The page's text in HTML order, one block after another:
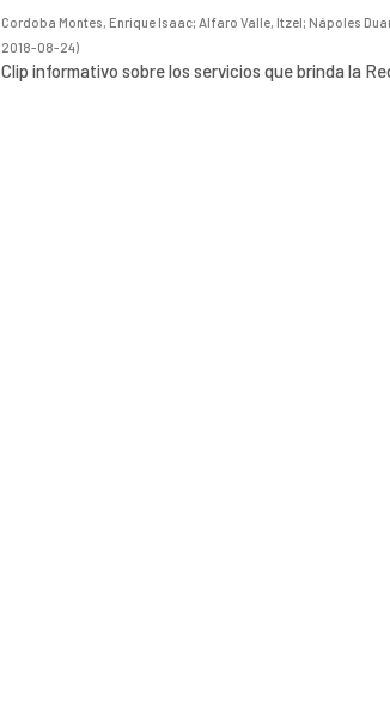
Cordoba Montes, Enrique Isaac; Alfaro Valle, Itzel; Nápoles
2018-08-24)
Clip informativo sobre los servicios que brinda la